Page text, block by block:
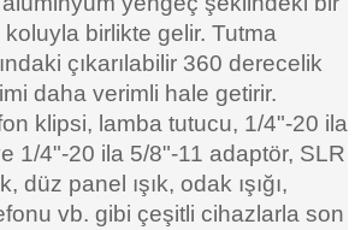
birlikte gelir. Tutma
çıkarılabilir 360 derecelik
daha verimli hale getirir.
klipsi, lamba tutucu, 1/4"-20 ila
1/4"-20 ila 5/8"-11 adaptör, SLR
düz panel ışık, odak ışığı,
vb. gibi çeşitli cihazlarla son